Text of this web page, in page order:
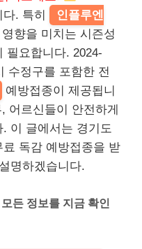
. 특히
인플루엔
향을 미치는 시즌성
필요합니다. 2024-
수정구를 포함한 전
예방접종이 제공됩니
어르신들이 안전하게
이 글에서는 경기도
독감 예방접종을 받
명하겠습니다.
든 정보를 지금 확인